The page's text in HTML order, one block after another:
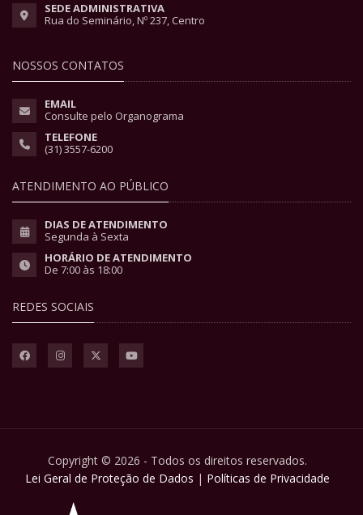
SEDE ADMINISTRATIVA
Rua do Seminário, Nº 237, Centro
NOSSOS CONTATOS
EMAIL
Consulte pelo Organograma
TELEFONE
(31) 3557-6200
ATENDIMENTO AO PÚBLICO
DIAS DE ATENDIMENTO
Segunda à Sexta
HORÁRIO DE ATENDIMENTO
De 7:00 às 18:00
REDES SOCIAIS
Copyright © 2026 - Todos os direitos reservados.
Lei Geral de Proteção de Dados | Políticas de Privacidade